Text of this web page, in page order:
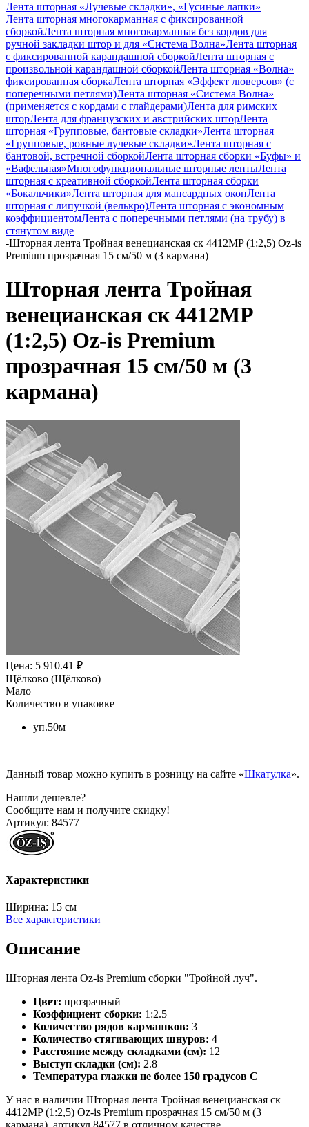
Лента шторная «Лучевые складки», «Гусиные лапки»
Лента шторная многокарманная с фиксированной
сборкойЛента шторная многокарманная без кордов для
ручной закладки штор и для «Система Волна»Лента шторная
с фиксированной карандашной сборкойЛента шторная с
произвольной карандашной сборкойЛента шторная «Волна»
фиксированная сборкаЛента шторная «Эффект люверсов» (с
поперечными петлями)Лента шторная «Система Волна»
(применяется с кордами с глайдерами)Лента для римских
шторЛента для французских и австрийских шторЛента
шторная «Групповые, бантовые складки»Лента шторная
«Групповые, ровные лучевые складки»Лента шторная с
бантовой, встречной сборкойЛента шторная сборки «Буфы» и
«Вафельная»Многофункциональные шторные лентыЛента
шторная с креативной сборкойЛента шторная сборки
«Бокальчики»Лента шторная для мансардных оконЛента
шторная с липучкой (велькро)Лента шторная с экономным
коэффициентомЛента с поперечными петлями (на трубу) в
стянутом виде
-Шторная лента Тройная венецианская ск 4412MP (1:2,5) Oz-is
Premium прозрачная 15 см/50 м (3 кармана)
Шторная лента Тройная
венецианская ск 4412MP
(1:2,5) Oz-is Premium
прозрачная 15 см/50 м (3
кармана)
Цена: 5 910.41 ₽
Щёлково (Щёлково)
Мало
Количество в упаковке
уп.50м
Данный товар можно купить в розницу на сайте «Шкатулка».
Нашли дешевле?
Сообщите нам и получите скидку!
Артикул: 84577
Характеристики
Ширина: 15 см
Все характеристики
Описание
Шторная лента Oz-is Premium сборки "Тройной луч".
Цвет: прозрачный
Коэффициент сборки: 1:2.5
Количество рядов кармашков: 3
Количество стягивающих шнуров: 4
Расстояние между складками (см): 12
Выступ складки (см): 2.8
Температура глажки не более 150 градусов С
У нас в наличии Шторная лента Тройная венецианская ск
4412MP (1:2,5) Oz-is Premium прозрачная 15 см/50 м (3